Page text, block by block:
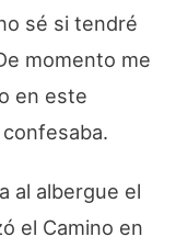
sé si tendré
momento me
en este
al albergue el
el Camino en